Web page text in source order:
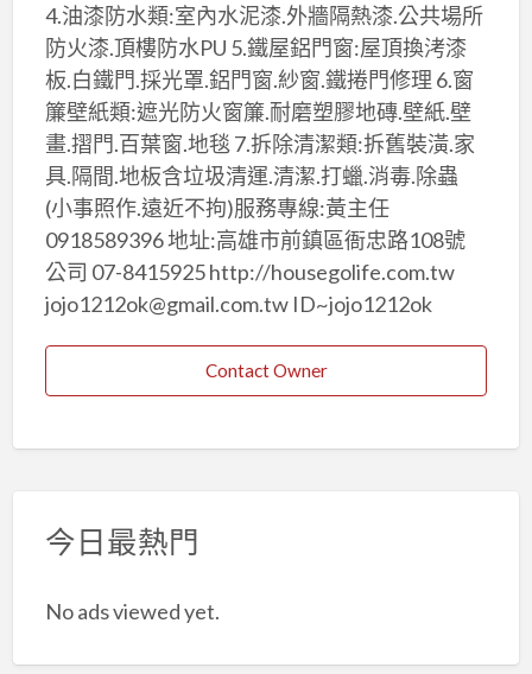
4.油漆防水類:室內水泥漆.外牆隔熱漆.公共場所
防火漆.頂樓防水PU 5.鐵屋鋁門窗:屋頂換洘漆
板.白鐵門.採光罩.鋁門窗.紗窗.鐵捲門修理 6.窗
簾壁紙類:遮光防火窗簾.耐磨塑膠地磚.壁紙.壁
畫.摺門.百葉窗.地毯 7.拆除清潔類:拆舊裝潢.家
具.隔間.地板含垃圾清運.清潔.打蠟.消毒.除蟲
(小事照作.遠近不拘)服務專線:黃主任
0918589396 地址:高雄市前鎮區衙忠路108號
公司 07-8415925 http://housegolife.com.tw
jojo1212ok@gmail.com.tw ID~jojo1212ok
Contact Owner
今日最熱門
No ads viewed yet.